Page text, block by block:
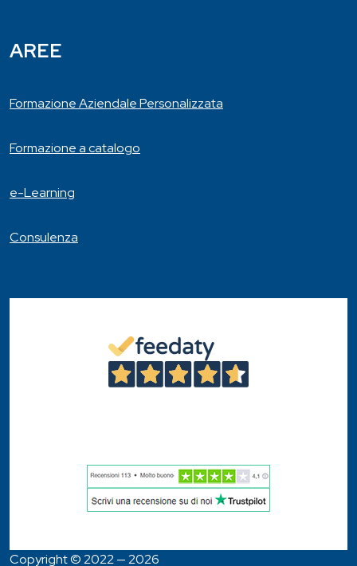
AREE
Formazione Aziendale Personalizzata
Formazione a catalogo
e-Learning
Consulenza
Copyright © 2022 — 2026